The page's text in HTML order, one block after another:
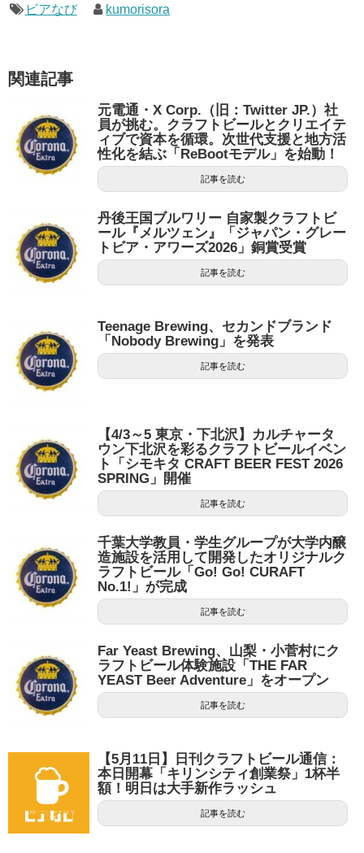
ビアなび kumorisora
関連記事
元電通・X Corp.（旧：Twitter JP.）社
員が挑む。クラフトビールとクリエイテ
ィブで資本を循環。次世代支援と地方活
性化を結ぶ「ReBootモデル」を始動！
記事を読む
丹後王国ブルワリー 自家製クラフトビ
ール『メルツェン』「ジャパン・グレー
トビア・アワーズ2026」銅賞受賞
記事を読む
Teenage Brewing、セカンドブランド
「Nobody Brewing」を発表
記事を読む
【4/3～5 東京・下北沢】カルチャータ
ウン下北沢を彩るクラフトビールイベン
ト「シモキタ CRAFT BEER FEST 2026
SPRING」開催
記事を読む
千葉大学教員・学生グループが大学内醸
造施設を活用して開発したオリジナルク
ラフトビール「Go! Go! CURAFT
No.1!」が完成
記事を読む
Far Yeast Brewing、山梨・小菅村にク
ラフトビール体験施設「THE FAR
YEAST Beer Adventure」をオープン
記事を読む
【5月11日】日刊クラフトビール通信：
本日開幕「キリンシティ創業祭」1杯半
額！明日は大手新作ラッシュ
記事を読む